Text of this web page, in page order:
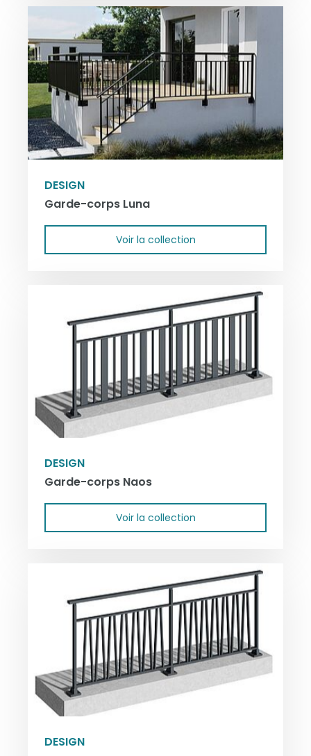
DESIGN
Garde-corps Luna
Voir la collection
DESIGN
Garde-corps Naos
Voir la collection
DESIGN